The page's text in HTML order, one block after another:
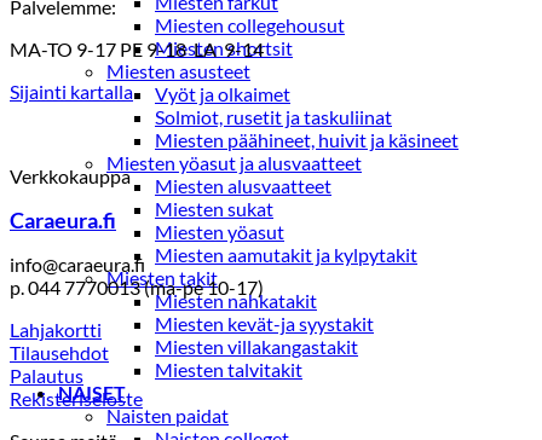
Miesten collegehousut
Miesten shortsit
Miesten asusteet
Vyöt ja olkaimet
Solmiot, rusetit ja taskuliinat
Miesten päähineet, huivit ja käsineet
Miesten yöasut ja alusvaatteet
Miesten alusvaatteet
Miesten sukat
Miesten yöasut
Miesten aamutakit ja kylpytakit
Miesten takit
Miesten nahkatakit
Miesten kevät-ja syystakit
Miesten villakangastakit
Miesten talvitakit
NAISET
Naisten paidat
Palvelemme:
MA-TO 9-17 PE 9-18 LA 9-14
Sijainti kartalla
Verkkokauppa
Caraeura.fi
info@caraeura.fi
p. 044 7770013 (ma-pe 10-17)
Lahjakortti
Tilausehdot
Palautus
Rekisteriseloste